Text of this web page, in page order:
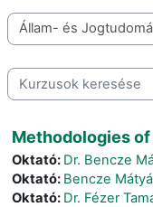
Kurzuskategóriák
Kurzusok keresése
Methodologies of
Oktató: Dr. Bencze
Oktató: Bencze
Oktató: Dr. Fézer